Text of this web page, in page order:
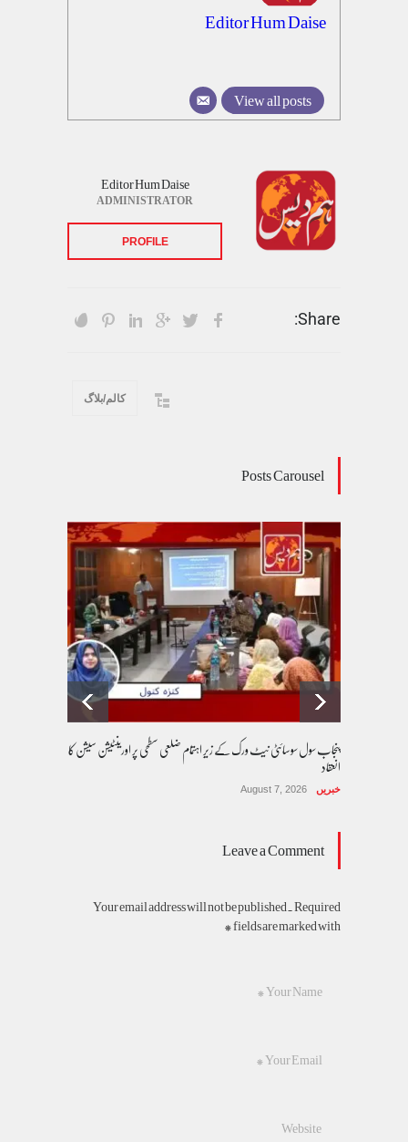
Editor Hum Daise
View all posts
Editor Hum Daise
ADMINISTRATOR
PROFILE
Share:
کالم/بلاگ
Posts Carousel
پنجاب سول سوسائٹی نیٹ ورک کے زیرِ اہتمام ضلعی سطحی پر اورینٹیشن سیشن کا
انعقاد
خبریں August 7, 2026
Leave a Comment
Your email address will not be published. Required
fields are marked with *